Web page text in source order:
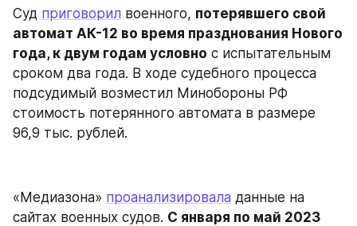
Суд приговорил военного, потерявшего свой
автомат АК-12 во время празднования Нового
года, к двум годам условно с испытательным
сроком два года. В ходе судебного процесса
подсудимый возместил Минобороны РФ
стоимость потерянного автомата в размере
96,9 тыс. рублей.
«Медиазона» проанализировала данные на
сайтах военных судов. С января по май 2023